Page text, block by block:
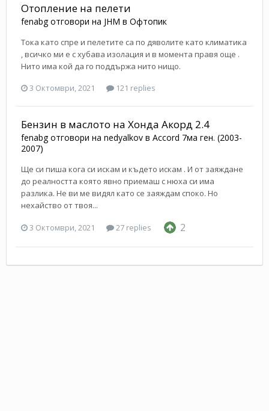
Отопление на пелети
fenabgотговори на JHM в Офтопик
Тока като спре и пелетите са по дяволите като климатика
, всичко ми е с хубава изолация и в момента правя още .
Нито има кой да го поддържа нито нищо.
3 Октомври, 2021
121 replies
Бензин в маслото на Хонда Акорд 2.4
fenabgотговори на nedyalkov в Accord 7ма ген. (2003-
2007)
Ще си пиша кога си искам и където искам . И от заяждане
до реалността която явно приемаш с нюха си има
разлика. Не ви ме видял като се заяждам споко. Но
нехайство от твоя...
3 Октомври, 2021 27 replies 2